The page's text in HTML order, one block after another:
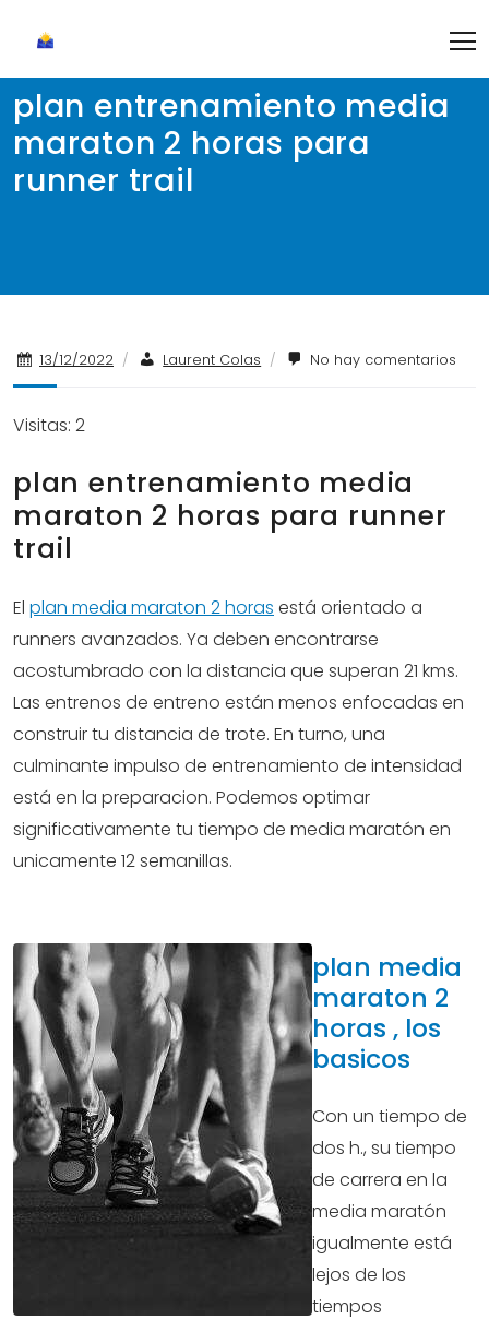
content
plan entrenamiento media
maraton 2 horas para
runner trail
13/12/2022 / Laurent Colas / No hay comentarios
Visitas: 2
plan entrenamiento media
maraton 2 horas para runner
trail
El plan media maraton 2 horas está orientado a
runners avanzados. Ya deben encontrarse
acostumbrado con la distancia que superan 21 kms.
Las entrenos de entreno están menos enfocadas en
construir tu distancia de trote. En turno, una
culminante impulso de entrenamiento de intensidad
está en la preparacion. Podemos optimar
significativamente tu tiempo de media maratón en
unicamente 12 semanillas.
plan media
maraton 2
horas , los
basicos
Con un tiempo de
dos h., su tiempo
de carrera en la
media maratón
igualmente está
lejos de los
tiempos